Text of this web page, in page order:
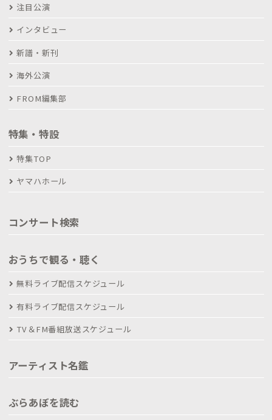
注目公演
インタビュー
新譜・新刊
海外公演
FROM編集部
特集・特設
特集TOP
ヤマハホール
コンサート検索
おうちで観る・聴く
無料ライブ配信スケジュール
有料ライブ配信スケジュール
TV＆FM番組放送スケジュール
アーティスト名鑑
ぶらあぼを読む